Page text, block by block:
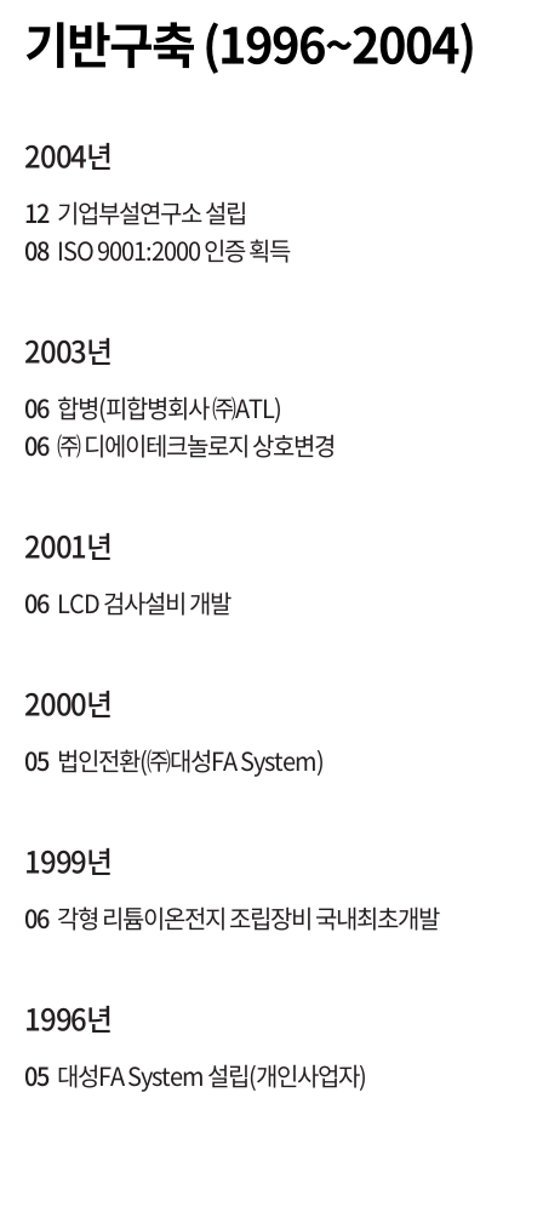
기반구축 (1996~2004)
2004년
12 기업부설연구소 설립
08 ISO 9001:2000 인증 획득
2003년
06 합병(피합병회사 ㈜ATL)
06 ㈜ 디에이테크놀로지 상호변경
2001년
06 LCD 검사설비 개발
2000년
05 법인전환(㈜대성FA System)
1999년
06 각형 리튬이온전지 조립장비 국내최초개발
1996년
05 대성FA System 설립(개인사업자)